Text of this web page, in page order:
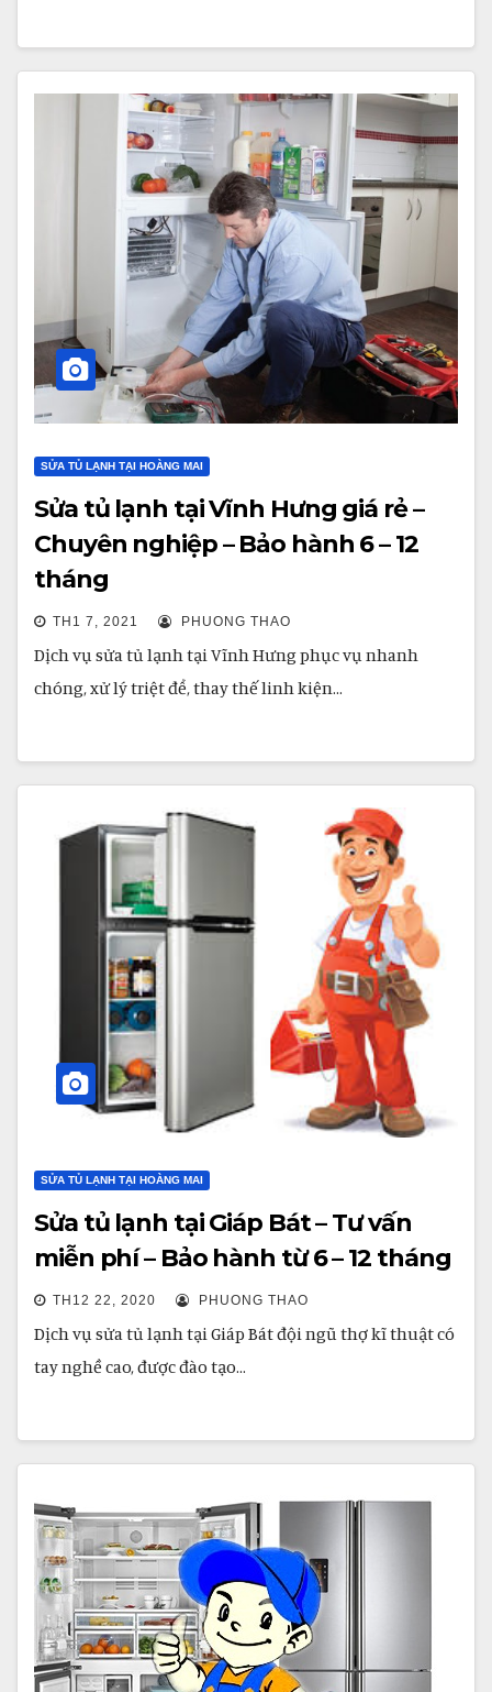
SỬA TỦ LẠNH TẠI HOÀNG MAI
Sửa tủ lạnh tại Vĩnh Hưng giá rẻ –
Chuyên nghiệp – Bảo hành 6 – 12
tháng
TH1 7, 2021 PHUONG THAO
Dịch vụ sửa tủ lạnh tại Vĩnh Hưng phục vụ nhanh
chóng, xử lý triệt để, thay thế linh kiện…
SỬA TỦ LẠNH TẠI HOÀNG MAI
Sửa tủ lạnh tại Giáp Bát – Tư vấn
miễn phí – Bảo hành từ 6 – 12 tháng
TH12 22, 2020 PHUONG THAO
Dịch vụ sửa tủ lạnh tại Giáp Bát đội ngũ thợ kĩ thuật có
tay nghề cao, được đào tạo…